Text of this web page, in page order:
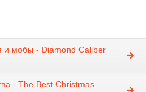
и мобы - Diamond Caliber
- The Best Christmas